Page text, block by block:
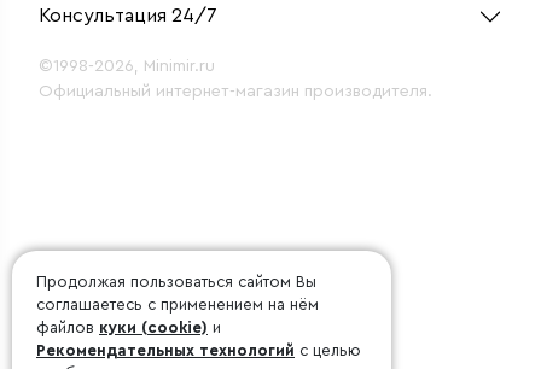
Консультация 24/7
©1998-2026, Minimir.ru
Официальный интернет-магазин производителя.
Продолжая пользоваться сайтом Вы
соглашаетесь с применением на нём
файлов куки (cookie) и
Рекомендательных технологий с целью